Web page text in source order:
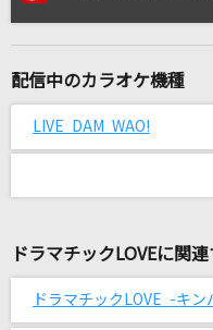
Highlight(パワフルプ
[生音]午夜の待ち合
倉木麻衣
Roots
配信中のカラオケ機種
LIVE DAM WAO!
ドラマチックLOVEに関
ドラマチックLOVE -キ